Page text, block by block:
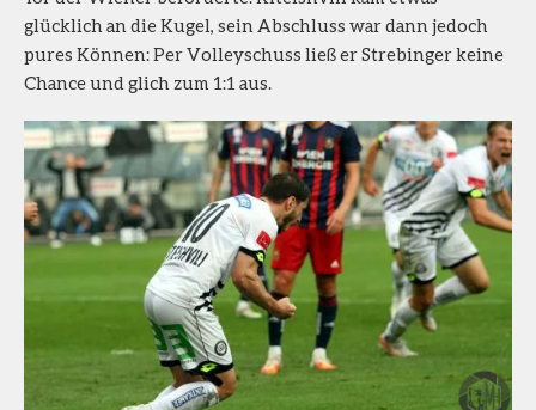
glücklich an die Kugel, sein Abschluss war dann jedoch
pures Können: Per Volleyschuss ließ er Strebinger keine
Chance und glich zum 1:1 aus.